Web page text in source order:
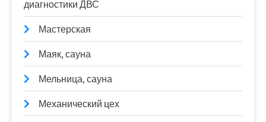
диагностики ДВС
Мастерская
Маяк, сауна
Мельница, сауна
Механический цех